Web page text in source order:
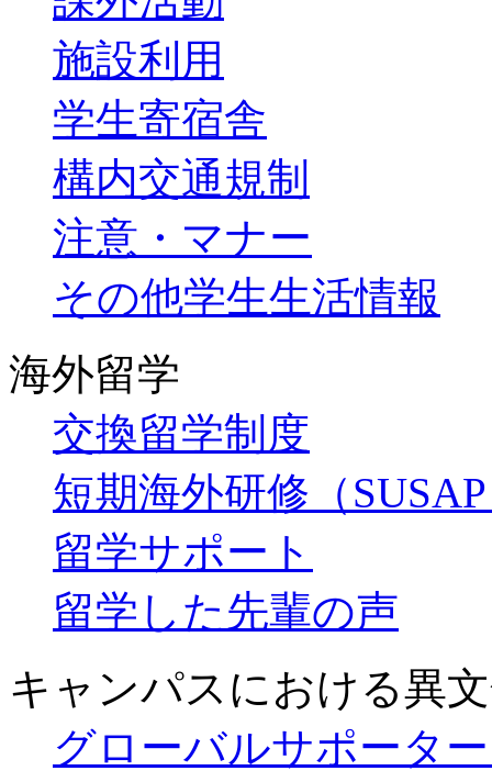
施設利用
学生寄宿舎
構内交通規制
注意・マナー
その他学生生活情報
海外留学
交換留学制度
短期海外研修（
留学サポート
留学した先輩の声
キャンパスにおける異
グローバルサポータ